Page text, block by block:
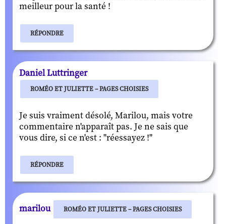
meilleur pour la santé !
RÉPONDRE
Daniel Luttringer
ROMÉO ET JULIETTE – PAGES CHOISIES
Je suis vraiment désolé, Marilou, mais votre
commentaire n'apparaît pas. Je ne sais que
vous dire, si ce n'est : "réessayez !"
RÉPONDRE
marilou ROMÉO ET JULIETTE – PAGES CHOISIES